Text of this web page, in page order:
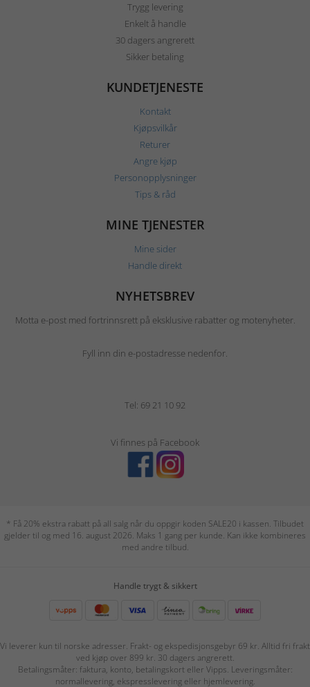
Trygg levering
Enkelt å handle
30 dagers angrerett
Sikker betaling
KUNDETJENESTE
Kontakt
Kjøpsvilkår
Returer
Angre kjøp
Personopplysninger
Tips & råd
MINE TJENESTER
Mine sider
Handle direkt
NYHETSBREV
Motta e-post med fortrinnsrett på eksklusive rabatter og motenyheter.
Fyll inn din e-postadresse nedenfor.
Tel: 69 21 10 92
Vi finnes på Facebook
* Få 20% ekstra rabatt på all salg når du oppgir koden SALE20 i kassen. Tilbudet
gjelder til og med 16. august 2026. Maks 1 gang per kunde. Kan ikke kombineres
med andre tilbud.
Handle trygt & sikkert
Vi leverer kun til norske adresser. Frakt- og ekspedisjonsgebyr 69 kr. Alltid fri frakt
ved kjøp over 899 kr. 30 dagers angrerett.
Betalingsmåter: faktura, konto, betalingskort eller Vipps. Leveringsmåter:
normallevering, ekspresslevering eller hjemlevering.